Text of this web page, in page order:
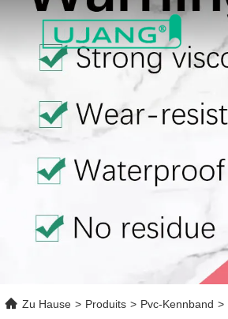
Zu Hause > Produits > Pvc-Kennband >